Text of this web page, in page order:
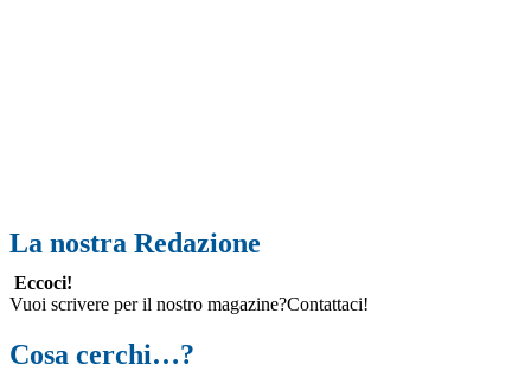
La nostra Redazione
Eccoci!
Vuoi scrivere per il nostro magazine?Contattaci!
Cosa cerchi…?